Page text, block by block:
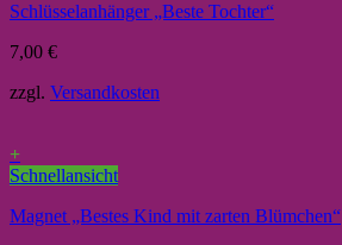
Schlüsselanhänger „Beste Tochter“
7,00 €
zzgl. Versandkosten
+
Schnellansicht
Magnet „Bestes Kind mit zarten Blümchen“